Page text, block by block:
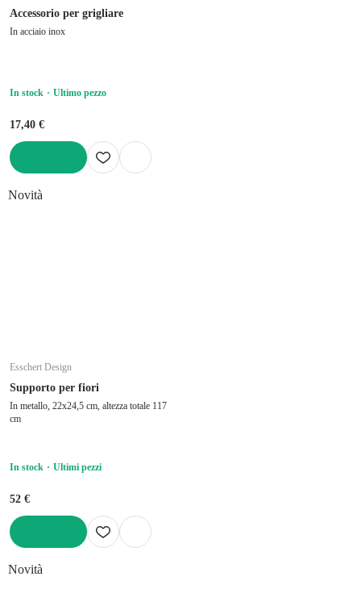
Accessorio per grigliare
In acciaio inox
In stock Ultimo pezzo
17,40 €
Novità
Esschert Design
Supporto per fiori
In metallo, 22x24,5 cm, altezza totale 117
cm
In stock Ultimi pezzi
52 €
Novità